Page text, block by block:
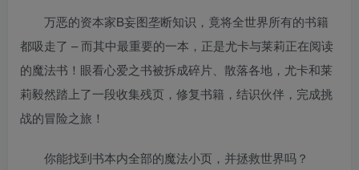
万恶的资本家B妄图垄断知识，竟将全世界所有的书籍
都吸走了 – 而其中最重要的一本，正是尤卡与莱莉正在阅读
的魔法书！眼看心爱之书被拆成碎片、散落各地，尤卡和莱
莉毅然踏上了一段收集残页，修复书籍，结识伙伴，完成挑
战的冒险之旅！
你能找到书本内全部的魔法小页，并拯救世界吗？